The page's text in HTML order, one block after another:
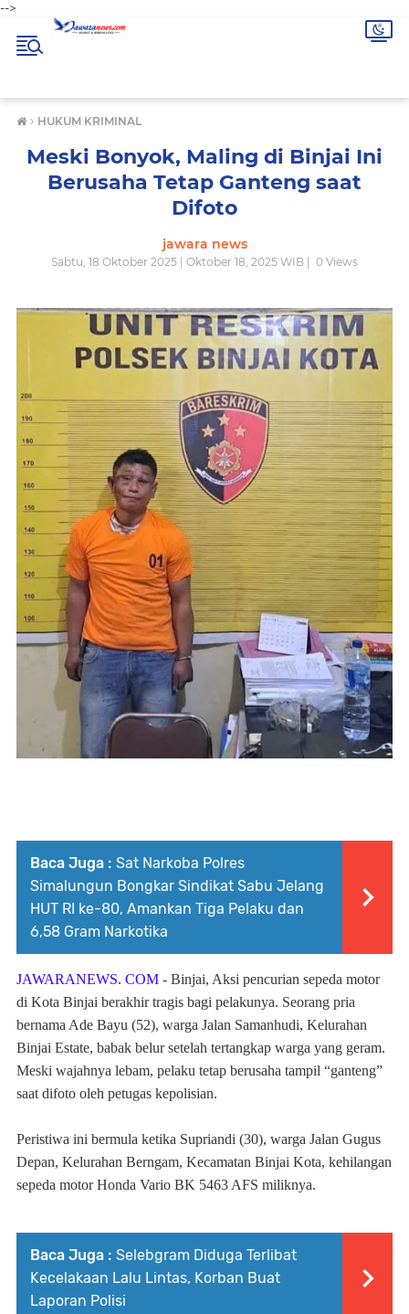
-->
› HUKUM KRIMINAL
Meski Bonyok, Maling di Binjai Ini
Berusaha Tetap Ganteng saat
Difoto
jawara news
Sabtu, 18 Oktober 2025 | Oktober 18, 2025 WIB | 0 Views
Baca Juga : Sat Narkoba Polres
Simalungun Bongkar Sindikat Sabu Jelang
HUT RI ke-80, Amankan Tiga Pelaku dan
6,58 Gram Narkotika
JAWARANEWS. COM - Binjai, Aksi pencurian sepeda motor
di Kota Binjai berakhir tragis bagi pelakunya. Seorang pria
bernama Ade Bayu (52), warga Jalan Samanhudi, Kelurahan
Binjai Estate, babak belur setelah tertangkap warga yang geram.
Meski wajahnya lebam, pelaku tetap berusaha tampil “ganteng”
saat difoto oleh petugas kepolisian.
Peristiwa ini bermula ketika Supriandi (30), warga Jalan Gugus
Depan, Kelurahan Berngam, Kecamatan Binjai Kota, kehilangan
sepeda motor Honda Vario BK 5463 AFS miliknya.
Baca Juga : Selebgram Diduga Terlibat
Kecelakaan Lalu Lintas, Korban Buat
Laporan Polisi